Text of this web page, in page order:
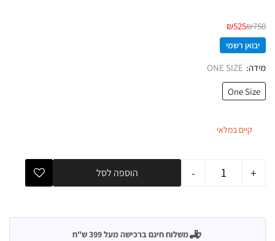
₪750
₪525
יבואן רשמי
מידה ONE SIZE
One Size
קיים במלאי
- + הוספה לסל
משלוח חינם ברכישה מעל 399 ש"ח